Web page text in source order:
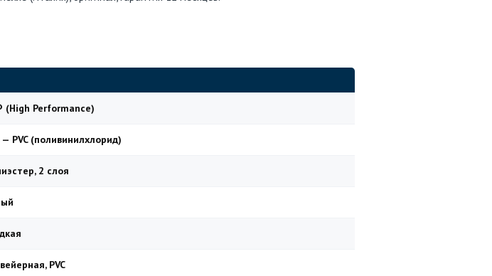
(High Performance)
— PVC (поливинилхлорид)
2 слоя
PVC